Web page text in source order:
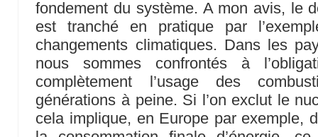
fondement du système. A mon avis, le
est tranché en pratique par
changements climatiques. Dans les
nous sommes confrontés à
complètement l’usage des
générations à peine. Si l’on exclut le
cela implique, en Europe par exemple,